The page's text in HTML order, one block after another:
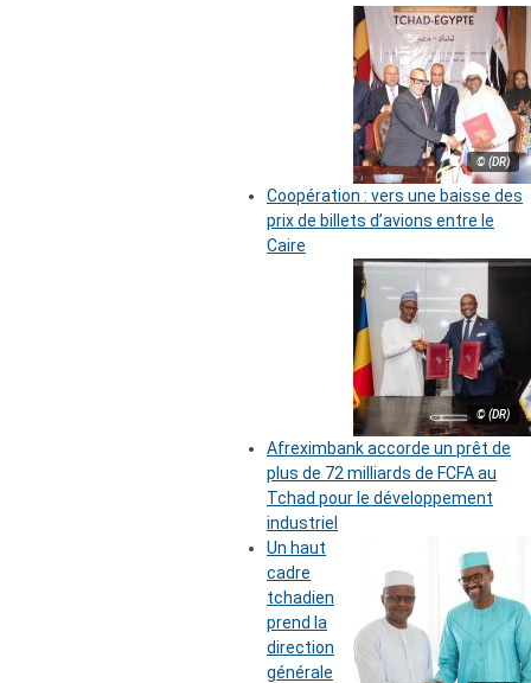
© (DR)
Coopération : vers une baisse des
prix de billets d’avions entre le
Caire
© (DR)
Afreximbank accorde un prêt de
plus de 72 milliards de FCFA au
Tchad pour le développement
industriel
Un haut
cadre
tchadien
prend la
direction
générale